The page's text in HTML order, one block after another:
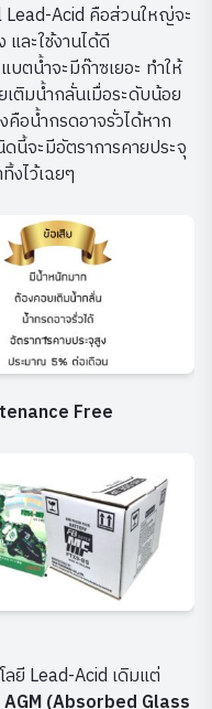
Acid คือส่วนใหญ่จะ
ละใช้งานได้ดี
ตน้ำจะมีก๊าซเยอะ ทำให้
ติมน้ำกลั่นเมื่อระดับน้อย
คือน้ำกรดอาจรั่วได้หาก
นี้จะมีอัตราการคายประจุ
งไว้เฉยๆ
Free
ยี Lead-Acid เดิมแต่
AGM (Absorbed Glass